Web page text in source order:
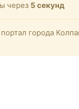
через 4 секунд
города